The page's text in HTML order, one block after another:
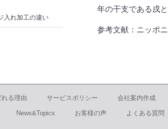
年の干支である戌
参考文献：ニッポ
入れ加工の違い
れる理由 サービスポリシー 会社案内作成
News&Topics お客様の声 よくある質問